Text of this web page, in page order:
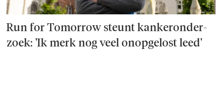
Run for Tomorrow steunt kanker­onder­
zoek: 'Ik merk nog veel onopgelost leed'